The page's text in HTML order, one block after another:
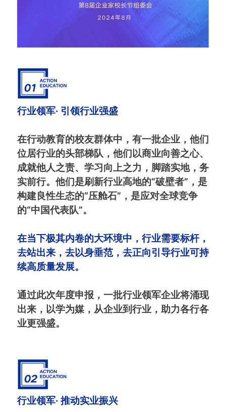
行业领军· 引领行业强盛
在行动教育的校友群体中，有一批企业，他们
位居行业的头部梯队，他们以商业向善之心、
成就他人之责、学习向上之力，脚踏实地，务
实前行。他们是刷新行业高地的“破壁者”，是
构建良性生态的“压舱石”，是应对全球竞争
的“中国代表队”。
在当下极其内卷的大环境中，行业需要标杆，
去站出来，去以身垂范，去正向引导行业可持
续高质量发展。
通过此次年度申报，一批行业领军企业将涌现
出来，以学为媒，从企业到行业，助力各行各
业更强盛。
行业领军· 推动实业振兴